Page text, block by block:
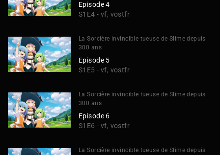
Episode 4
S1E4 - vf, vostfr
La Sorcière invincible tueuse de Slime depuis
300 ans
Episode 5
S1E5 - vf, vostfr
La Sorcière invincible tueuse de Slime depuis
300 ans
Episode 6
S1E6 - vf, vostfr
La Sorcière invincible tueuse de Slime depuis